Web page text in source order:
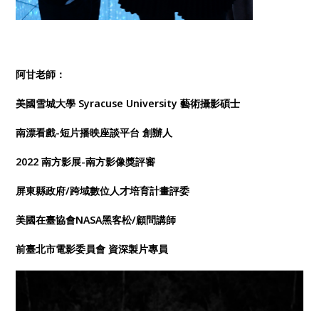
阿甘老師：
美國雪城大學 Syracuse University 藝術攝影碩士
南漂看戲-短片播映座談平台 創辦人
2022 南方影展-南方影像獎評審
屏東縣政府/跨域數位人才培育計畫評委
美國在臺協會NASA黑客松/顧問講師
前臺北市電影委員會 資深製片專員